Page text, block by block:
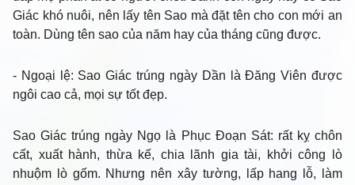
Giác khó nuôi, nên lấy tên Sao mà đặt tên cho con mới an
toàn. Dùng tên sao của năm hay của tháng cũng được.
- Ngoại lệ: Sao Giác trúng ngày Dần là Đăng Viên được
ngôi cao cả, mọi sự tốt đẹp.
Sao Giác trúng ngày Ngọ là Phục Đoạn Sát: rất kỵ chôn
cất, xuất hành, thừa kế, chia lãnh gia tài, khởi công lò
nhuộm lò gốm. Nhưng nên xây tường, lấp hang lỗ, làm